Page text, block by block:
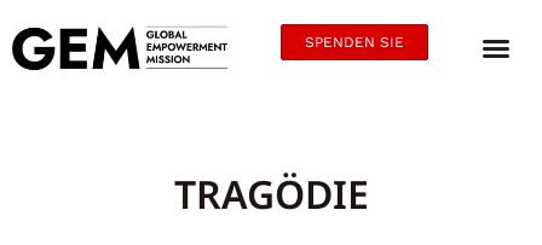
SPENDEN SIE
TRAGÖDIE